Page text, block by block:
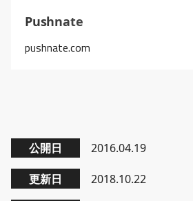
Pushnate
pushnate.com
公開日 2016.04.19
更新日 2018.10.22